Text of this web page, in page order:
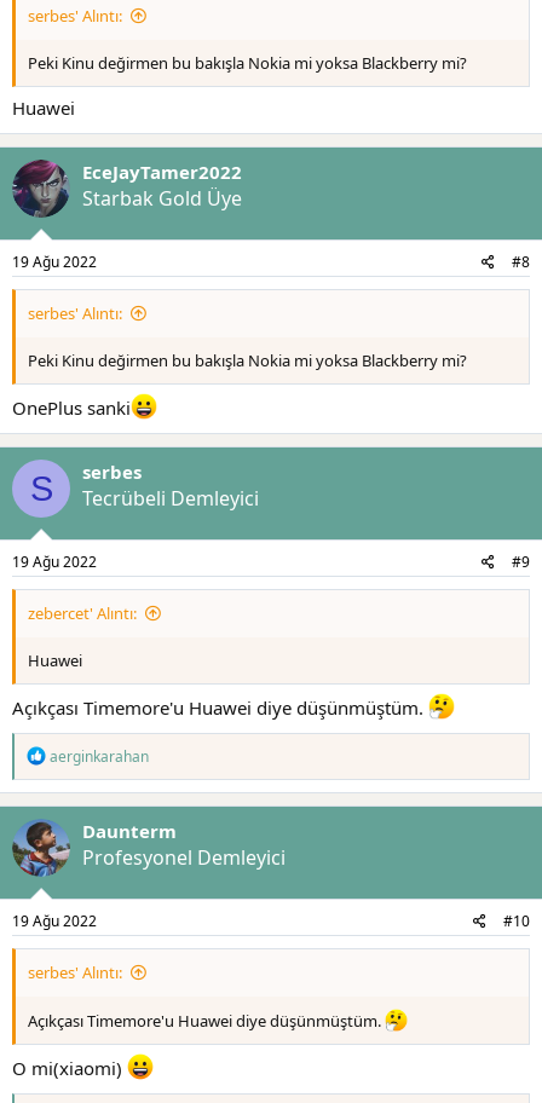
serbes' Alıntı:
Peki Kinu değirmen bu bakışla Nokia mi yoksa Blackberry mi?
Huawei
EceJayTamer2022
Starbak Gold Üye
19 Ağu 2022 #8
serbes' Alıntı:
Peki Kinu değirmen bu bakışla Nokia mi yoksa Blackberry mi?
OnePlus sanki
S serbes
Tecrübeli Demleyici
19 Ağu 2022 #9
zebercet' Alıntı:
Huawei
Açıkçası Timemore'u Huawei diye düşünmüştüm.
T
e
p
k
i
l
e
r
:
aerginkarahan
Daunterm
Profesyonel Demleyici
19 Ağu 2022 #10
serbes' Alıntı:
Açıkçası Timemore'u Huawei diye düşünmüştüm.
O mi(xiaomi)